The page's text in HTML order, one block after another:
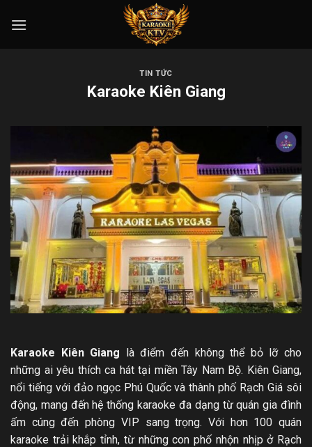
TIN TỨC
Karaoke Kiên Giang
Karaoke Kiên Giang là điểm đến không thể bỏ lỡ cho
những ai yêu thích ca hát tại miền Tây Nam Bộ. Kiên Giang,
nổi tiếng với đảo ngọc Phú Quốc và thành phố Rạch Giá sôi
động, mang đến hệ thống karaoke đa dạng từ quán gia đình
ấm cúng đến phòng VIP sang trọng. Với hơn 100 quán
karaoke trải khắp tỉnh, từ những con phố nhộn nhịp ở Rạch